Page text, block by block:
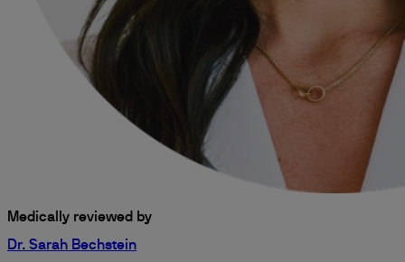
Medically reviewed by
Dr. Sarah Bechstein